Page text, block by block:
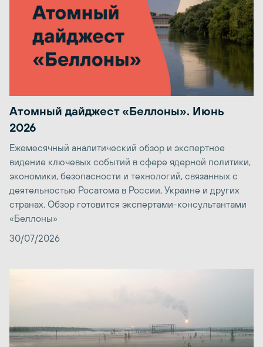
Атомный дайджест «Беллоны». Июнь
2026
Ежемесячный аналитический обзор и экспертное
видение ключевых событий в сфере ядерной политики,
экономики, безопасности и технологий, связанных с
деятельностью Росатома в России, Украине и других
странах. Обзор готовится экспертами-консультантами
«Беллоны»
30/07/2026